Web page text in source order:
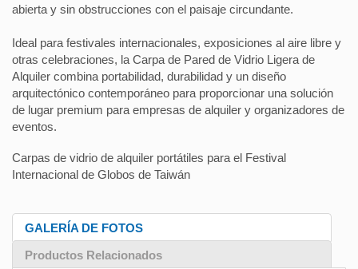
abierta y sin obstrucciones con el paisaje circundante.
Ideal para festivales internacionales, exposiciones al aire libre y
otras celebraciones, la Carpa de Pared de Vidrio Ligera de
Alquiler combina portabilidad, durabilidad y un diseño
arquitectónico contemporáneo para proporcionar una solución
de lugar premium para empresas de alquiler y organizadores de
eventos.
Carpas de vidrio de alquiler portátiles para el Festival
Internacional de Globos de Taiwán
GALERÍA DE FOTOS
Productos Relacionados